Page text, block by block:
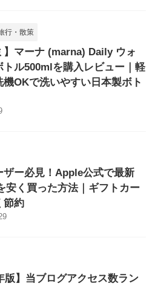
行・散策
】マーナ (marna) Daily ウォ
トル500mlを購入レビュー｜軽
機OKで洗いやすい日本製ボト
ザー必見！Apple公式で最新
安く買った方法｜ギフトカー
節約
版】当ブログアクセス数ラン